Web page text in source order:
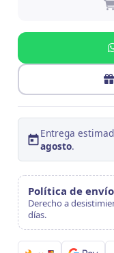
Entrega
agosto.
Política de
Derecho a
días.